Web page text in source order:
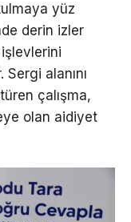
yüz
derin izler
alanını
çalışma,
olan aidiyet